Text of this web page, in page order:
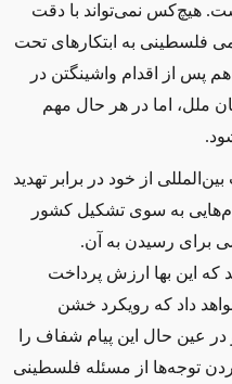
هیچ‌کس نمی‌تواند با دقت
فلسطینی به ابتکارهای تحت
پس از اقدام واشینگتن در
ملل، اما در هر حال مهم
از خود در برابر تهدید
گام‌هایی به سوی تشکیل کشور
برای رسیدن به آن.
که این بها ارزش پرداخت
داد که رویکرد خشن
عین حال این پیام شفاف را
توجه‌ها از مسئله فلسطینی